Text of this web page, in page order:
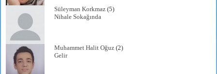
Süleyman Korkmaz (5)
Nihale Sokağında
Muhammet Halit Oğuz (2)
Gelir